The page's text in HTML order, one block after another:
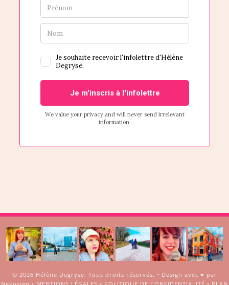
© 2026 Hélène Degryse. Tous droits réservés. • Design avec ♥ par